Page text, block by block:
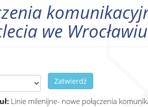
we Wrocławiu
Zatwierdź
Linie milenijne- nowe połączenia